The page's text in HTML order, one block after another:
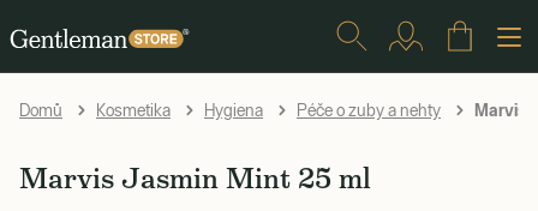
Domů Kosmetika Hygiena Péče o zuby a nehty Marvis
Marvis Jasmin Mint 25 ml